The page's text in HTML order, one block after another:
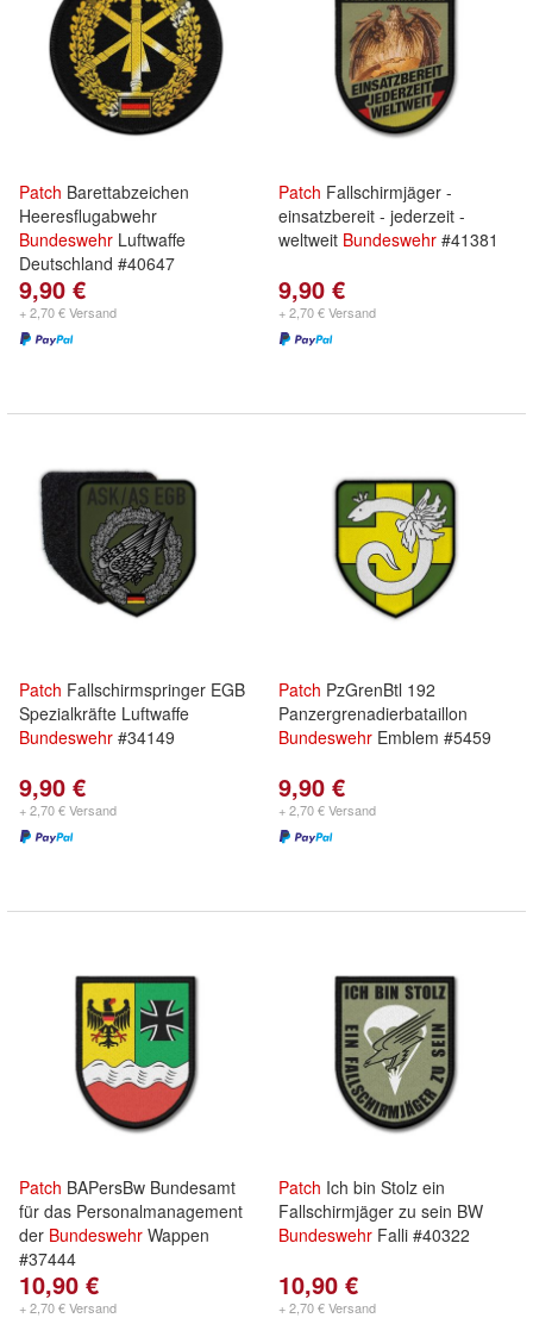
Patch Barettabzeichen
Heeresflugabwehr
Bundeswehr Luftwaffe
Deutschland #40647
9,90 €
+ 2,70 € Versand
Patch Fallschirmjäger -
einsatzbereit - jederzeit -
weltweit Bundeswehr #41381
9,90 €
+ 2,70 € Versand
Patch Fallschirmspringer EGB
Spezialkräfte Luftwaffe
Bundeswehr #34149
9,90 €
+ 2,70 € Versand
Patch PzGrenBtl 192
Panzergrenadierbataillon
Bundeswehr Emblem #5459
9,90 €
+ 2,70 € Versand
Patch BAPersBw Bundesamt
für das Personalmanagement
der Bundeswehr Wappen
#37444
10,90 €
+ 2,70 € Versand
Patch Ich bin Stolz ein
Fallschirmjäger zu sein BW
Bundeswehr Falli #40322
10,90 €
+ 2,70 € Versand